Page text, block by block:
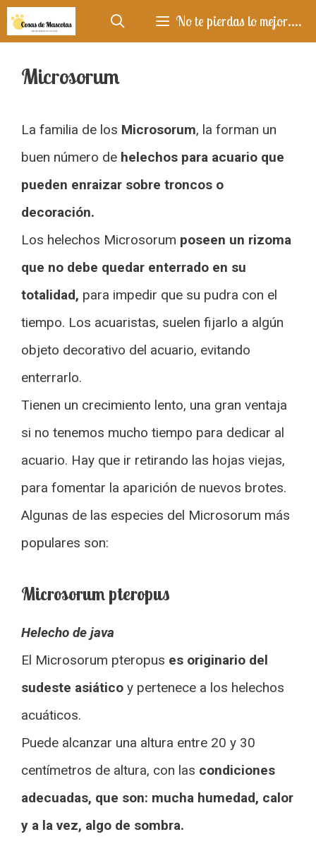
Saltar
al
contenido
No te pierdas lo mejor....
Microsorum
La familia de los Microsorum, la forman un
buen número de helechos para acuario que
pueden enraizar sobre troncos o
decoración.
Los helechos Microsorum poseen un rizoma
que no debe quedar enterrado en su
totalidad, para impedir que su pudra con el
tiempo. Los acuaristas, suelen fijarlo a algún
objeto decorativo del acuario, evitando
enterrarlo.
Tienen un crecimiento lento, una gran ventaja
si no tenemos mucho tiempo para dedicar al
acuario. Hay que ir retirando las hojas viejas,
para fomentar la aparición de nuevos brotes.
Algunas de las especies del Microsorum más
populares son:
Microsorum pteropus
Helecho de java
El Microsorum pteropus es originario del
sudeste asiático y pertenece a los helechos
acuáticos.
Puede alcanzar una altura entre 20 y 30
centímetros de altura, con las condiciones
adecuadas, que son: mucha humedad, calor
y a la vez, algo de sombra.